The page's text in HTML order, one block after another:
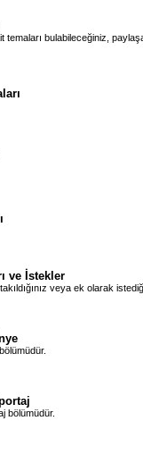
temaları bulabileceğiniz,
ve İstekler
veya ek olarak
bölümüdür.